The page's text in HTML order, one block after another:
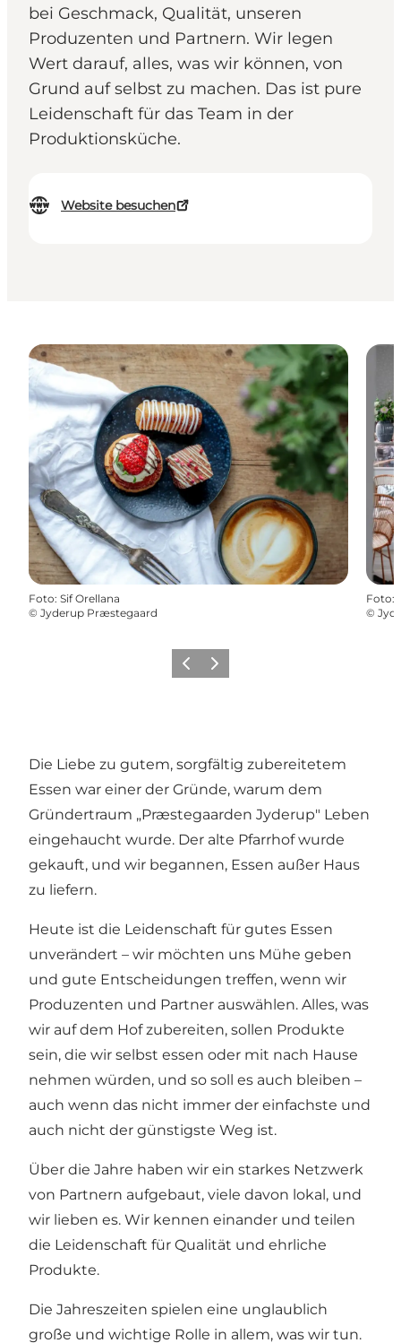
bei Geschmack, Qualität, unseren
Produzenten und Partnern. Wir legen
Wert darauf, alles, was wir können, von
Grund auf selbst zu machen. Das ist pure
Leidenschaft für das Team in der
Produktionsküche.
Website besuchen
Foto: Sif Orellana
© Jyderup Præstegaard
Foto:
©
Vorherige Folie
Nächste Folie
Die Liebe zu gutem, sorgfältig zubereitetem
Essen war einer der Gründe, warum dem
Gründertraum „Præstegaarden Jyderup" Leben
eingehaucht wurde. Der alte Pfarrhof wurde
gekauft, und wir begannen, Essen außer Haus
zu liefern.
Heute ist die Leidenschaft für gutes Essen
unverändert – wir möchten uns Mühe geben
und gute Entscheidungen treffen, wenn wir
Produzenten und Partner auswählen. Alles, was
wir auf dem Hof zubereiten, sollen Produkte
sein, die wir selbst essen oder mit nach Hause
nehmen würden, und so soll es auch bleiben –
auch wenn das nicht immer der einfachste und
auch nicht der günstigste Weg ist.
Über die Jahre haben wir ein starkes Netzwerk
von Partnern aufgebaut, viele davon lokal, und
wir lieben es. Wir kennen einander und teilen
die Leidenschaft für Qualität und ehrliche
Produkte.
Die Jahreszeiten spielen eine unglaublich
große und wichtige Rolle in allem, was wir tun.